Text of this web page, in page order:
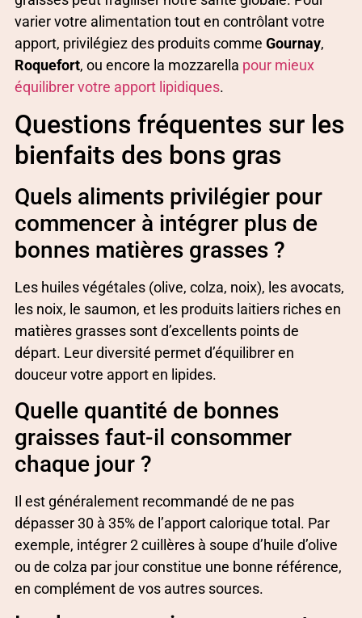
varier votre alimentation tout en contrôlant votre
apport, privilégiez des produits comme Gournay,
Roquefort, ou encore la mozzarella pour mieux
équilibrer votre apport lipidiques.
Questions fréquentes sur les
bienfaits des bons gras
Quels aliments privilégier pour
commencer à intégrer plus de
bonnes matières grasses ?
Les huiles végétales (olive, colza, noix), les avocats,
les noix, le saumon, et les produits laitiers riches en
matières grasses sont d’excellents points de
départ. Leur diversité permet d’équilibrer en
douceur votre apport en lipides.
Quelle quantité de bonnes
graisses faut-il consommer
chaque jour ?
Il est généralement recommandé de ne pas
dépasser 30 à 35% de l’apport calorique total. Par
exemple, intégrer 2 cuillères à soupe d’huile d’olive
ou de colza par jour constitue une bonne référence,
en complément de vos autres sources.